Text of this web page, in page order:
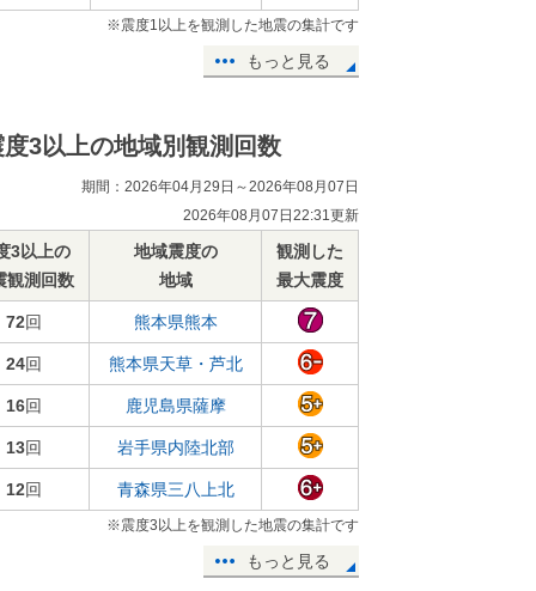
※震度1以上を観測した地震の集計です
もっと見る
度3以上の地域別観測回数
期間：2026年04月29日～2026年08月07日
2026年08月07日22:31更新
3以上の
観測回数
地域震度の
地域
観測した
最大震度
72回 熊本県熊本
24回 熊本県天草・芦北
16回 鹿児島県薩摩
13回 岩手県内陸北部
12回 青森県三八上北
※震度3以上を観測した地震の集計です
もっと見る